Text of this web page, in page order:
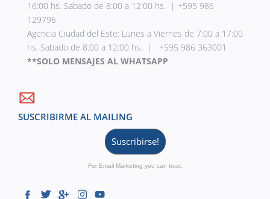
16:00 hs. Sabado de 8:00 a 12:00 hs. | +595 986
129796
Agencia Ciudad del Este: Lunes a Viernes de 7:00 a 17:00
hs. Sabado de 8:00 a 12:00 hs. | +595 986 363001
**SOLO MENSAJES AL WHATSAPP
SUSCRIBIRME AL MAILING
Suscribirse!
For Email Marketing you can trust.